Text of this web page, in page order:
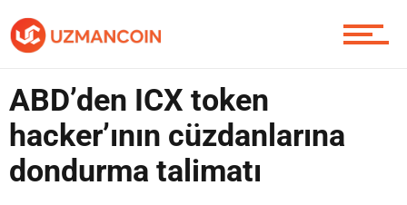
ABD’den ICX token
hacker’ının cüzdanlarına
dondurma talimatı